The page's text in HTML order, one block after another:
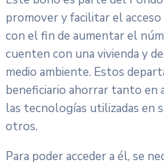
promover y facilitar el acceso
con el fin de aumentar el
cuenten con una vivienda y
medio ambiente. Estos
beneficiario ahorrar tanto en
las tecnologías utilizadas en
otros.
Para poder acceder a él, se